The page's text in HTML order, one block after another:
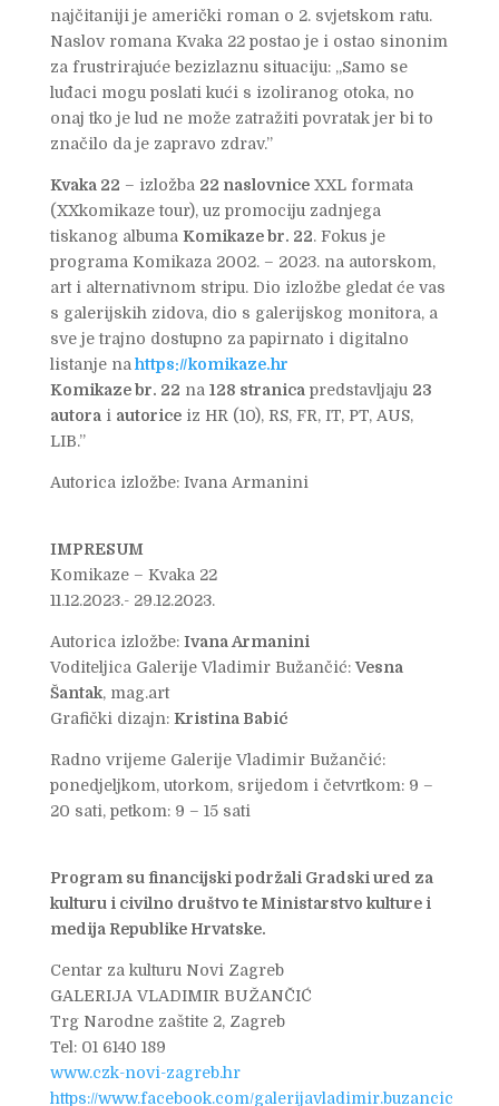
najčitaniji je američki roman o 2. svjetskom ratu.
Naslov romana Kvaka 22 postao je i ostao sinonim
za frustrirajuće bezizlaznu situaciju: „Samo se
luđaci mogu poslati kući s izoliranog otoka, no
onaj tko je lud ne može zatražiti povratak jer bi to
značilo da je zapravo zdrav.”
Kvaka 22 – izložba 22 naslovniceXXL formata
(XXkomikaze tour), uz promociju zadnjega
tiskanog albuma Komikaze br. 22. Fokus je
programa Komikaza 2002. – 2023. na autorskom,
art i alternativnom stripu. Dio izložbe gledat će vas
s galerijskih zidova, dio s galerijskog monitora, a
sve je trajno dostupno za papirnato i digitalno
listanje nahttps://komikaze.hr
Komikaze br. 22 na 128 stranicapredstavljaju 23
autorai autoriceiz HR (10), RS, FR, IT, PT, AUS,
LIB.”
Autorica izložbe: Ivana Armanini
IMPRESUM
Komikaze – Kvaka 22
11.12.2023.- 29.12.2023.
Autorica izložbe: Ivana Armanini
Voditeljica Galerije Vladimir Bužančić:Vesna
Šantak, mag.art
Grafički dizajn: Kristina Babić
Radno vrijeme Galerije Vladimir Bužančić:
ponedjeljkom, utorkom, srijedom i četvrtkom: 9 –
20 sati, petkom: 9 – 15 sati
Program su financijski podržali Gradski ured za
kulturu i civilno društvo te Ministarstvo kulture i
medija Republike Hrvatske.
Centar za kulturu Novi Zagreb
GALERIJA VLADIMIR BUŽANČIĆ
Trg Narodne zaštite 2, Zagreb
Tel: 01 6140 189
www.czk-novi-zagreb.hr
https://www.facebook.com/galerijavladimir.buzancic